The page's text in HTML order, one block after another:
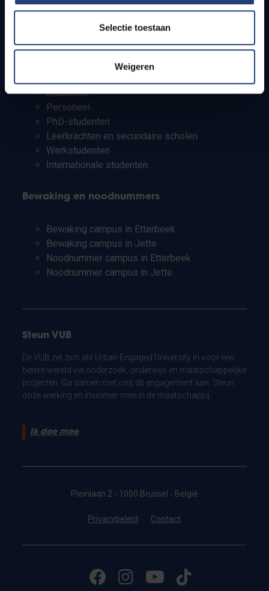
Selectie toestaan
Weigeren
Campusfaciliteiten
Info voor
Studenten
Personeel
PhD-studenten
Leerkrachten en secundaire scholen
Werkstudenten
Internationale studenten
Bewaking en noodnummers
Bewaking campus in Etterbeek
Bewaking campus in Jette
Noodnummer campus in Etterbeek
Noodnummer campus in Jette
Steun VUB
De VUB zet zich als Urban Engaged University in voor een
betere wereld via onderzoek, onderwijs en maatschappelijke
projecten. Ga samen met ons dit engagement aan. Steun
onze werking en investeer mee in de maatschappij.
Ik doe mee
Pleinlaan 2 - 1050 Brussel - België
Privacybeleid Contact